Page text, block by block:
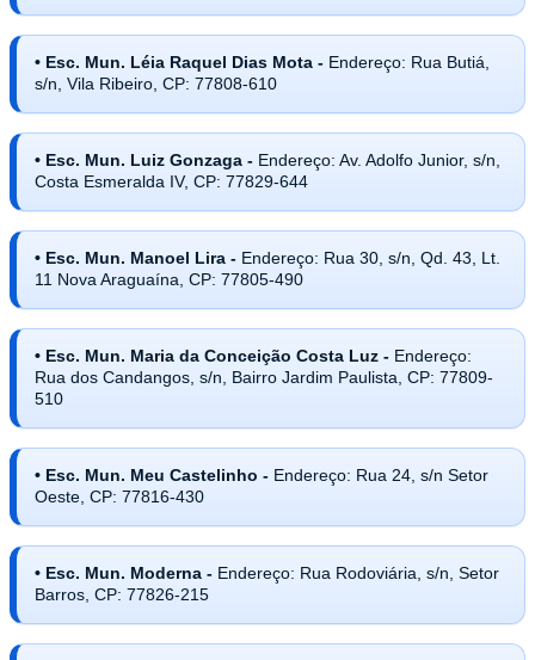
• Esc. Mun. Léia Raquel Dias Mota - Endereço: Rua Butiá,
s/n, Vila Ribeiro, CP: 77808-610
• Esc. Mun. Luiz Gonzaga - Endereço: Av. Adolfo Junior, s/n,
Costa Esmeralda IV, CP: 77829-644
• Esc. Mun. Manoel Lira - Endereço: Rua 30, s/n, Qd. 43, Lt.
11 Nova Araguaína, CP: 77805-490
• Esc. Mun. Maria da Conceição Costa Luz - Endereço:
Rua dos Candangos, s/n, Bairro Jardim Paulista, CP: 77809-
510
• Esc. Mun. Meu Castelinho - Endereço: Rua 24, s/n Setor
Oeste, CP: 77816-430
• Esc. Mun. Moderna - Endereço: Rua Rodoviária, s/n, Setor
Barros, CP: 77826-215